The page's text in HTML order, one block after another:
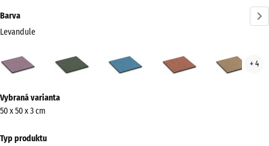
Barva
Levandule
(active)
trávník
+ 4
informací
o
Vybraná varianta
50 x 50 x 3 cm
Typ produktu